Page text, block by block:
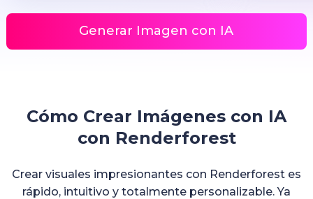
Generar Imagen con IA
Cómo Crear Imágenes con IA
con Renderforest
Crear visuales impresionantes con Renderforest es
rápido, intuitivo y totalmente personalizable. Ya